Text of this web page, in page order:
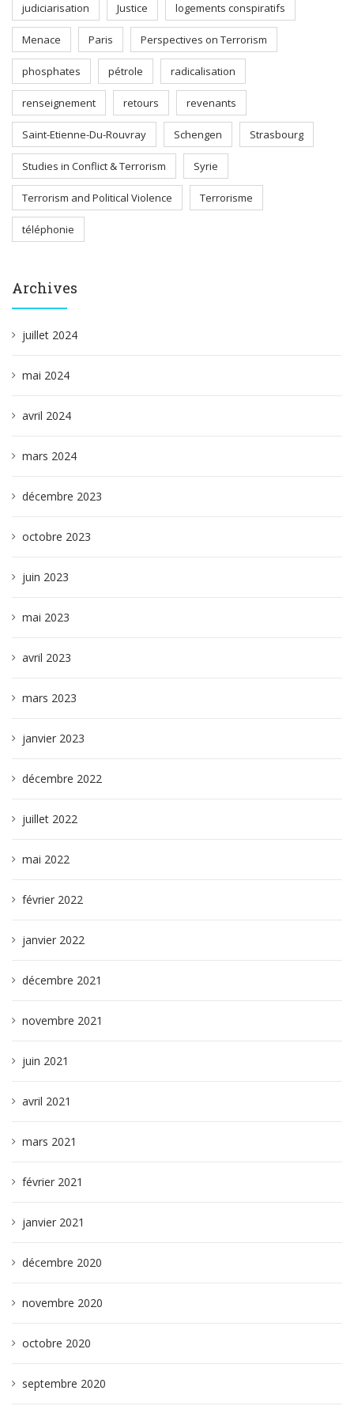
judiciarisation Justice logements conspiratifs
Menace Paris Perspectives on Terrorism
phosphates pétrole radicalisation
renseignement retours revenants
Saint-Etienne-Du-Rouvray Schengen Strasbourg
Studies in Conflict & Terrorism Syrie
Terrorism and Political Violence Terrorisme
téléphonie
Archives
juillet 2024
mai 2024
avril 2024
mars 2024
décembre 2023
octobre 2023
juin 2023
mai 2023
avril 2023
mars 2023
janvier 2023
décembre 2022
juillet 2022
mai 2022
février 2022
janvier 2022
décembre 2021
novembre 2021
juin 2021
avril 2021
mars 2021
février 2021
janvier 2021
décembre 2020
novembre 2020
octobre 2020
septembre 2020